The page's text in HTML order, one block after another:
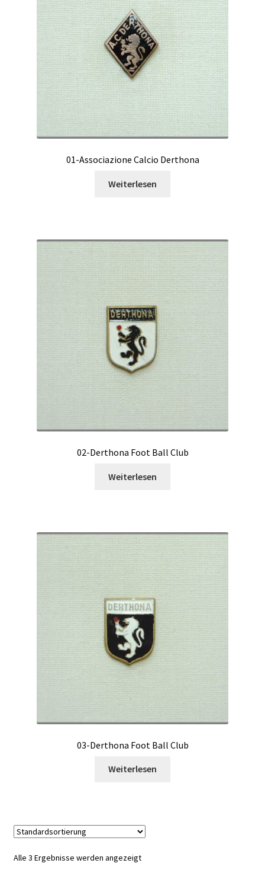
01-Associazione Calcio Derthona
Weiterlesen
02-Derthona Foot Ball Club
Weiterlesen
03-Derthona Foot Ball Club
Weiterlesen
Alle 3 Ergebnisse werden angezeigt